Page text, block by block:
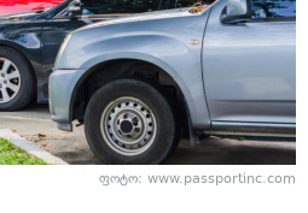
ფოტო: www.passportinc.com